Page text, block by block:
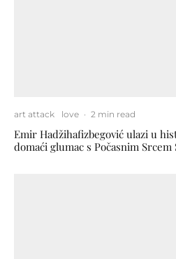
art attack love · 2 min read
Emir Hadžihafizbegović ulazi u
domaći glumac s Počasnim Srcem